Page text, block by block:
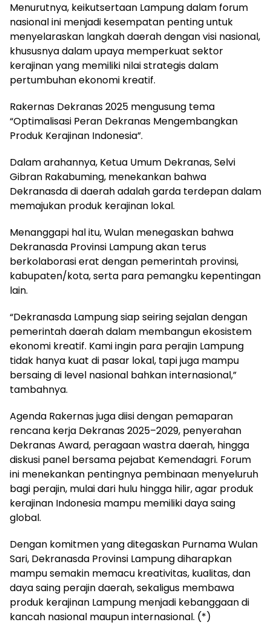
Menurutnya, keikutsertaan Lampung dalam forum
nasional ini menjadi kesempatan penting untuk
menyelaraskan langkah daerah dengan visi nasional,
khususnya dalam upaya memperkuat sektor
kerajinan yang memiliki nilai strategis dalam
pertumbuhan ekonomi kreatif.
Rakernas Dekranas 2025 mengusung tema
“Optimalisasi Peran Dekranas Mengembangkan
Produk Kerajinan Indonesia”.
Dalam arahannya, Ketua Umum Dekranas, Selvi
Gibran Rakabuming, menekankan bahwa
Dekranasda di daerah adalah garda terdepan dalam
memajukan produk kerajinan lokal.
Menanggapi hal itu, Wulan menegaskan bahwa
Dekranasda Provinsi Lampung akan terus
berkolaborasi erat dengan pemerintah provinsi,
kabupaten/kota, serta para pemangku kepentingan
lain.
“Dekranasda Lampung siap seiring sejalan dengan
pemerintah daerah dalam membangun ekosistem
ekonomi kreatif. Kami ingin para perajin Lampung
tidak hanya kuat di pasar lokal, tapi juga mampu
bersaing di level nasional bahkan internasional,”
tambahnya.
Agenda Rakernas juga diisi dengan pemaparan
rencana kerja Dekranas 2025–2029, penyerahan
Dekranas Award, peragaan wastra daerah, hingga
diskusi panel bersama pejabat Kemendagri. Forum
ini menekankan pentingnya pembinaan menyeluruh
bagi perajin, mulai dari hulu hingga hilir, agar produk
kerajinan Indonesia mampu memiliki daya saing
global.
Dengan komitmen yang ditegaskan Purnama Wulan
Sari, Dekranasda Provinsi Lampung diharapkan
mampu semakin memacu kreativitas, kualitas, dan
daya saing perajin daerah, sekaligus membawa
produk kerajinan Lampung menjadi kebanggaan di
kancah nasional maupun internasional. (*)